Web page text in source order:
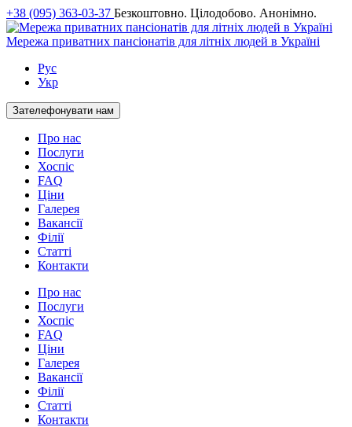
+38 (095) 363-03-37 Безкоштовно. Цілодобово. Анонімно.
Мережа приватних пансіонатів для літніх людей в Україні
Рус
Укр
Зателефонувати нам
Про нас
Послуги
Хоспіс
FAQ
Ціни
Галерея
Вакансії
Філії
Статті
Контакти
Про нас
Послуги
Хоспіс
FAQ
Ціни
Галерея
Вакансії
Філії
Статті
Контакти